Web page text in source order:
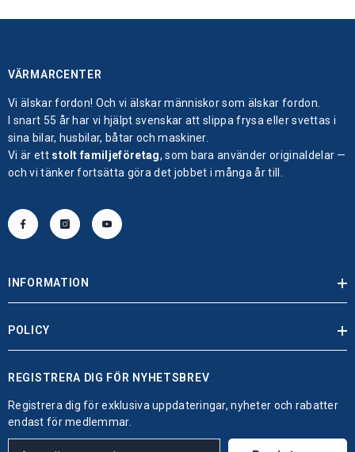
VÄRMARCENTER
Vi älskar fordon! Och vi älskar människor som älskar fordon.
I snart 55 år har vi hjälpt svenskar att slippa frysa eller svettas i
sina bilar, husbilar, båtar och maskiner.
Vi är ett stolt familjeföretag, som bara använder originaldelar —
och vi tänker fortsätta göra det jobbet i många år till.
INFORMATION
POLICY
REGISTRERA DIG FÖR NYHETSBREV
Registrera dig för exklusiva uppdateringar, nyheter och rabatter
endast för medlemmar.